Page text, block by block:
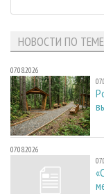
НОВОСТИ ПО ТЕМЕ
07.08.2026
07.08.2026